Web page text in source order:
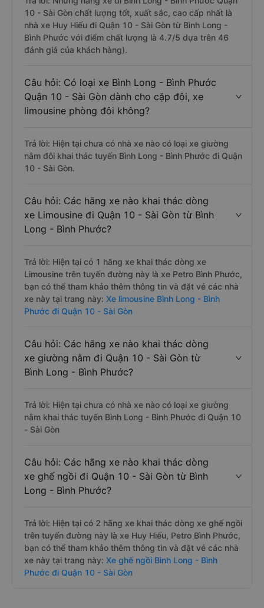
10 - Sài Gòn chất lượng tốt, xuất sắc, cao cấp nhất là
nhà xe Huy Hiếu đi Quận 10 - Sài Gòn từ Bình Long -
Bình Phước với điểm chất lượng là 4.7/5 dựa trên 46
đánh giá của khách hàng).
Câu hỏi: Có loại xe Bình Long - Bình Phước
Quận 10 - Sài Gòn dành cho cặp đôi, xe
limousine phòng đôi không?
Trả lời: Hiện tại chưa có nhà xe nào có loại xe giường
nằm đôi khai thác tuyến Bình Long - Bình Phước đi Quận
10 - Sài Gòn.
Câu hỏi: Các hãng xe nào khai thác dòng
xe Limousine đi Quận 10 - Sài Gòn từ Bình
Long - Bình Phước?
Trả lời: Hiện tại có 1 hãng xe khai thác dòng xe
Limousine trên tuyến đường này là xe Petro Bình Phước,
bạn có thể tham khảo thêm thông tin và đặt vé các nhà
xe này tại trang này: Xe limousine Bình Long - Bình
Phước đi Quận 10 - Sài Gòn
Câu hỏi: Các hãng xe nào khai thác dòng
xe giường nằm đi Quận 10 - Sài Gòn từ
Bình Long - Bình Phước?
Trả lời: Hiện tại chưa có nhà xe nào có loại xe giường
nằm khai thác tuyến Bình Long - Bình Phước đi Quận 10
- Sài Gòn
Câu hỏi: Các hãng xe nào khai thác dòng
xe ghế ngồi đi Quận 10 - Sài Gòn từ Bình
Long - Bình Phước?
Trả lời: Hiện tại có 2 hãng xe khai thác dòng xe ghế ngồi
trên tuyến đường này là xe Huy Hiếu, Petro Bình Phước,
bạn có thể tham khảo thêm thông tin và đặt vé các nhà
xe này tại trang này: Xe ghế ngồi Bình Long - Bình
Phước đi Quận 10 - Sài Gòn